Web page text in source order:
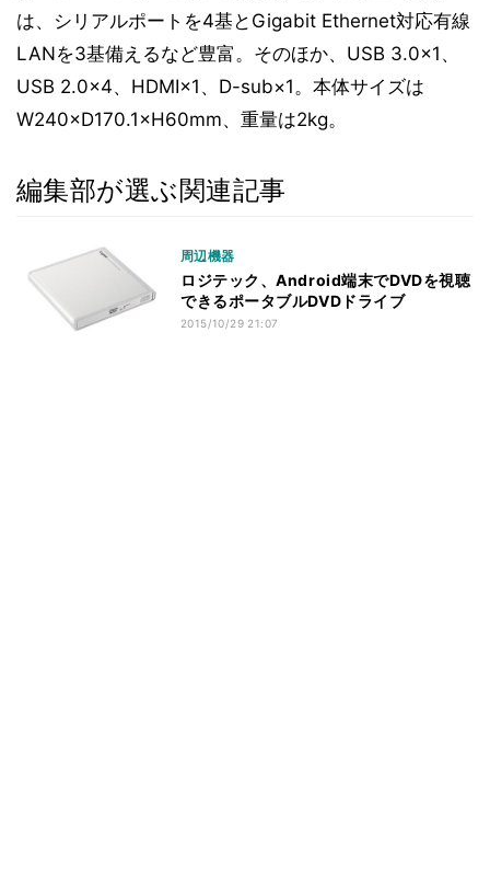
は、シリアルポートを4基とGigabit Ethernet対応有線
LANを3基備えるなど豊富。そのほか、USB 3.0×1、
USB 2.0×4、HDMI×1、D-sub×1。本体サイズは
W240×D170.1×H60mm、重量は2kg。
編集部が選ぶ関連記事
周辺機器
ロジテック、Android端末でDVDを視聴
できるポータブルDVDドライブ
2015/10/29 21:07